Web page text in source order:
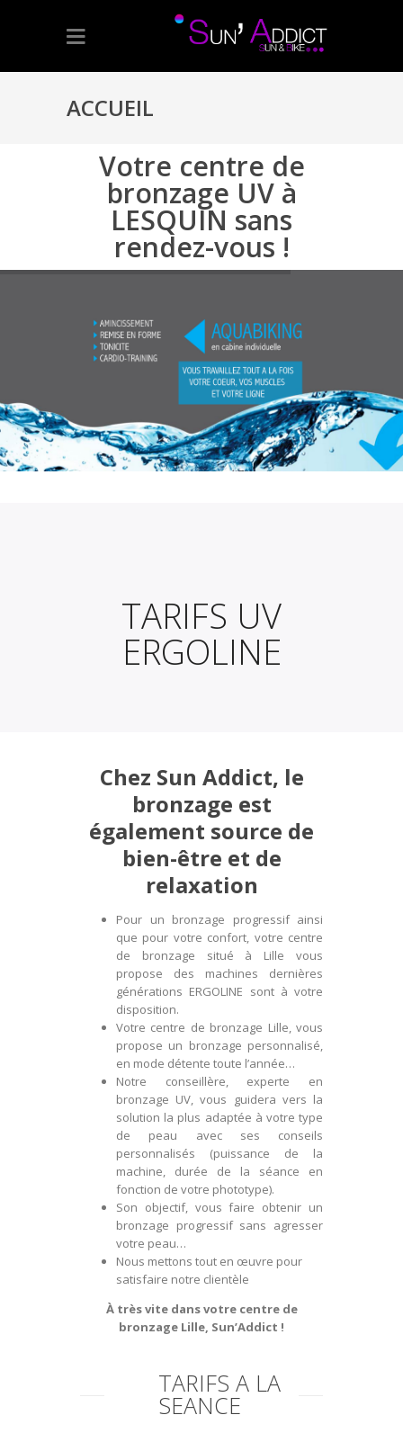
ACCUEIL
Votre centre de
bronzage UV à
LESQUIN sans
rendez-vous !
TARIFS UV
ERGOLINE
Chez Sun Addict, le
bronzage est
également source de
bien-être et de
relaxation
Pour un bronzage progressif ainsi
que pour votre confort, votre centre
de bronzage situé à Lille vous
propose des machines dernières
générations ERGOLINE sont à votre
disposition.
Votre centre de bronzage Lille, vous
propose un bronzage personnalisé,
en mode détente toute l’année…
Notre conseillère, experte en
bronzage UV, vous guidera vers la
solution la plus adaptée à votre type
de peau avec ses conseils
personnalisés (puissance de la
machine, durée de la séance en
fonction de votre phototype).
Son objectif, vous faire obtenir un
bronzage progressif sans agresser
votre peau…
Nous mettons tout en œuvre pour
satisfaire notre clientèle
À très vite dans votre centre de
bronzage Lille, Sun’Addict !
TARIFS A LA
SEANCE